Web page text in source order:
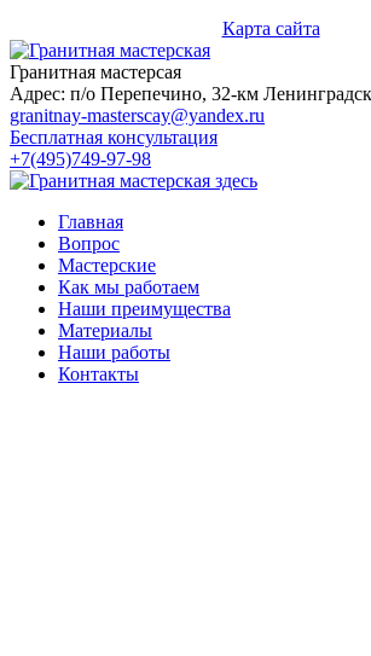
Карта сайта
Гранитная мастерсая
Адрес: п/о Перепечино, 32-км
granitnay-masterscay@yandex.ru
Бесплатная консультация
+7(495)749-97-98
Главная
Вопрос
Мастерские
Как мы работаем
Наши преимущества
Материалы
Наши работы
Контакты